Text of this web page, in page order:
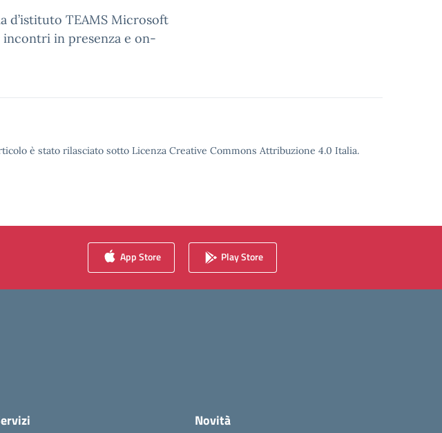
d’istituto TEAMS Microsoft
in presenza e on-
è stato rilasciato sotto Licenza Creative Commons Attribuzione 4.0 Italia.
App Store Play Store
Novità